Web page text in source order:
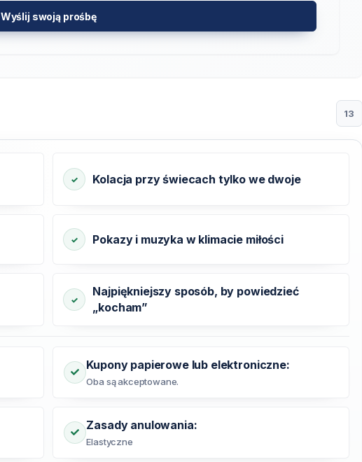
Wyślij swoją prośbę
13
Kolacja przy świecach tylko we dwoje
Pokazy i muzyka w klimacie miłości
Najpiękniejszy sposób, by powiedzieć
„kocham”
Kupony papierowe lub elektroniczne:
Oba są akceptowane.
Zasady anulowania:
Elastyczne